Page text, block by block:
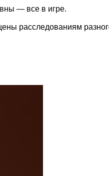
— все в игре.
расследованиям